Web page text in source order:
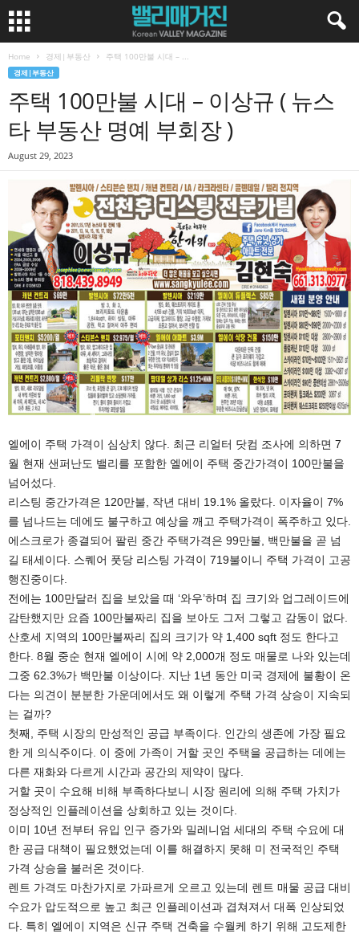
Home 경제|부동산 주택 100만불 시대 – ...
경제|부동산
주택 100만불 시대 – 이상규 ( 뉴스
타 부동산 명예 부회장 )
August 29, 2023
엘에이 주택 가격이 심상치 않다. 최근 리얼터 닷컴 조사에 의하면 7
월 현재 샌퍼난도 밸리를 포함한 엘에이 주택 중간가격이 100만불을
넘어섰다.
리스팅 중간가격은 120만불, 작년 대비 19.1% 올랐다. 이자율이 7%
를 넘나드는 데에도 불구하고 예상을 깨고 주택가격이 폭주하고 있다.
에스크로가 종결되어 팔린 중간 주택가격은 99만불, 백만불을 곧 넘
길 태세이다. 스퀘어 풋당 리스팅 가격이 719불이니 주택 가격이 고공
행진중이다.
전에는 100만달러 집을 보았을 때 ‘와우’하며 집 크기와 업그레이드에
감탄했지만 요즘 100만불짜리 집을 보아도 그저 그렇고 감동이 없다.
산호세 지역의 100만불짜리 집의 크기가 약 1,400 sqft 정도 한다고
한다. 8월 중순 현재 엘에이 시에 약 2,000개 정도 매물로 나와 있는데
그중 62.3%가 백만불 이상이다. 지난 1년 동안 미국 경제에 불황이 온
다는 의견이 분분한 가운데에서도 왜 이렇게 주택 가격 상승이 지속되
는 걸까?
첫째, 주택 시장의 만성적인 공급 부족이다. 인간의 생존에 가장 필요
한 게 의식주이다. 이 중에 가족이 거할 곳인 주택을 공급하는 데에는
다른 재화와 다르게 시간과 공간의 제약이 많다.
거할 곳이 수요해 비해 부족하다보니 시장 원리에 의해 주택 가치가
정상적인 인플레이션을 상회하고 있는 것이다.
이미 10년 전부터 유입 인구 증가와 밀레니엄 세대의 주택 수요에 대
한 공급 대책이 필요했었는데 이를 해결하지 못해 미 전국적인 주택
가격 상승을 불러온 것이다.
렌트 가격도 마찬가지로 가파르게 오르고 있는데 렌트 매물 공급 대비
수요가 압도적으로 높고 최근 인플레이션과 겹쳐져서 대폭 인상되었
다. 특히 엘에이 지역은 신규 주택 건축을 수월케 하기 위해 고도제한